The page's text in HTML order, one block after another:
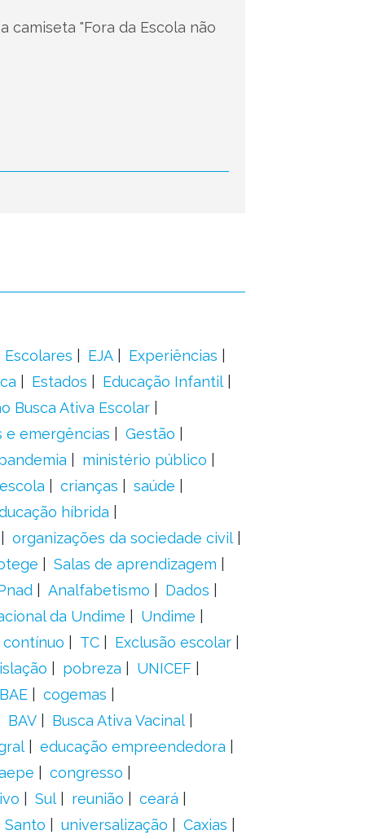
"Fora da Escola não
Escolares EJA
Experiências
Estados
Educação Infantil
Busca Ativa Escolar
e emergências
Gestão
ministério público
crianças
saúde
híbrida
organizações da sociedade civil
Salas de aprendizagem
Analfabetismo
Dados
da Undime
Undime
TC
Exclusão escolar
pobreza
UNICEF
BAE
cogemas
BAV
Busca Ativa Vacinal
educação empreendedora
congresso
Sul reunião
ceará
Santo universalização
Caxias